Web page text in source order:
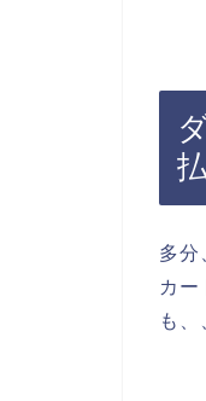
多分
カー
も、